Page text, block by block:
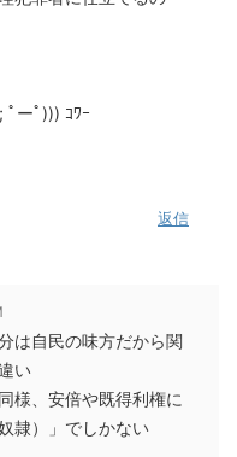
ーﾟ))) ｺﾜｰ
返信
は自民の味方だから関
い
様、安倍や既得利権に
隷）」でしかない